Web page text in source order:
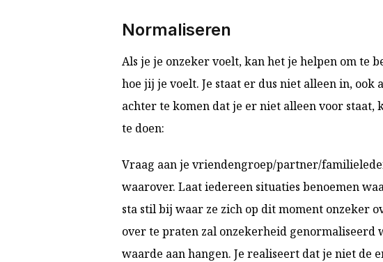
Normaliseren
Als je je onzeker voelt, kan het je helpen om te
hoe jij je voelt. Je staat er dus niet alleen in, ook
achter te komen dat je er niet alleen voor
te doen:
Vraag aan je vriendengroep/partner/
waarover. Laat iedereen situaties benoemen
sta stil bij waar ze zich op dit moment onzeker
over te praten zal onzekerheid
waarde aan hangen. Je realiseert dat je niet de